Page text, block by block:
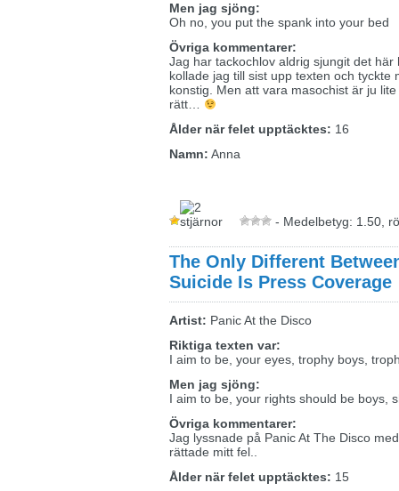
Men jag sjöng:
Oh no, you put the spank into your bed
Övriga kommentarer:
Jag har tackochlov aldrig sjungit det
kollade jag till sist upp texten och tyckte
konstig. Men att vara masochist är ju
rätt…
Ålder när felet upptäcktes: 16
Namn: Anna
- Medelbetyg: 1.50,
The Only Different
Suicide Is Press Coverage
Artist: Panic At the Disco
Riktiga texten var:
I aim to be, your eyes, trophy boys,
Men jag sjöng:
I aim to be, your rights should be boys,
Övriga kommentarer:
Jag lyssnade på Panic At The Disco
rättade mitt fel..
Ålder när felet upptäcktes: 15